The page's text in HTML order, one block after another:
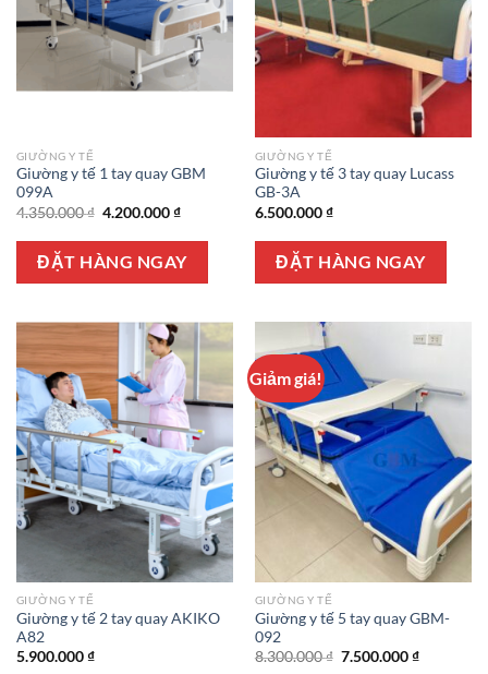
GIƯỜNG Y TẾ
Giường y tế 1 tay quay GBM
099A
4.350.000₫ Giá
là:
4.350.000 ₫.
4.200.000₫Giá
tại
là:
4.200.000 ₫.
ĐẶT HÀNG NGAY
GIƯỜNG Y TẾ
Giường y tế 3 tay quay Lucass
GB-3A
6.500.000₫
ĐẶT HÀNG NGAY
GIƯỜNG Y TẾ
Giường y tế 2 tay quay AKIKO
A82
5.900.000₫
Giảm giá!
GIƯỜNG Y TẾ
Giường y tế 5 tay quay GBM-
092
8.300.000₫ Giá
7.500.000₫Giá